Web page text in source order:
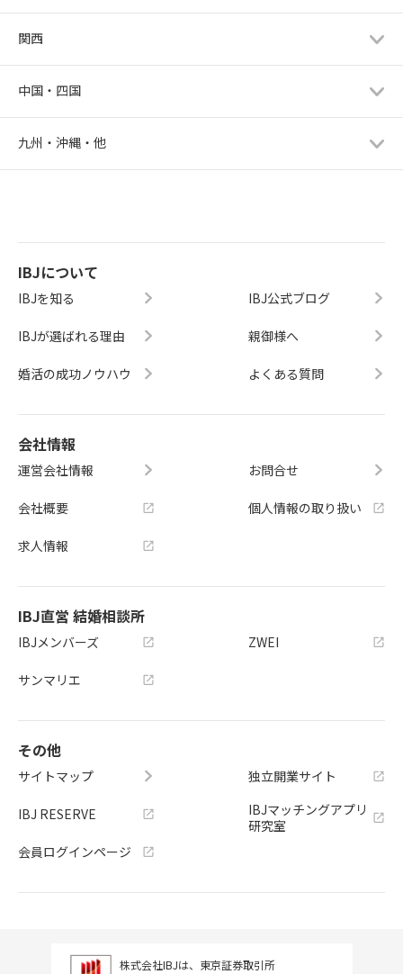
関西
中国・四国
九州・沖縄・他
IBJについて
IBJを知る
IBJが選ばれる理由
婚活の成功ノウハウ
IBJ公式ブログ
親御様へ
よくある質問
会社情報
運営会社情報
会社概要
求人情報
お問合せ
個人情報の取り扱い
IBJ直営 結婚相談所
IBJメンバーズ
サンマリエ
ZWEI
その他
サイトマップ
IBJ RESERVE
会員ログインページ
独立開業サイト
IBJマッチングアプリ
研究室
株式会社IBJは、東京証券取引所